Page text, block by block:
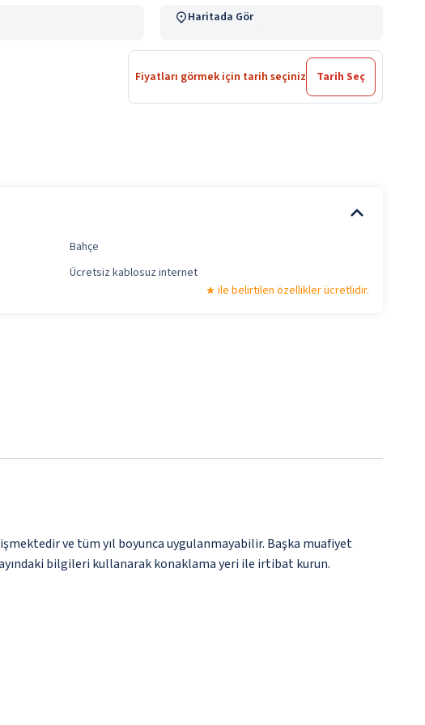
Haritada Gör
Fiyatları görmek için tarih seçiniz Tarih Seç
Bahçe
Ücretsiz kablosuz internet
ile belirtilen özellikler ücretlidir.
ve tüm yıl boyunca uygulanmayabilir. Başka muafiyet
bilgileri kullanarak konaklama yeri ile irtibat kurun.